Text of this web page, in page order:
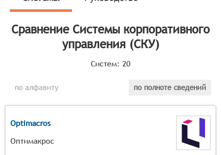
систем. Для того, чтобы быть представленными на
рынке Системы корпоративного управления, системы
должны иметь следующие функциональные
автоматизация процессов согласования и
процедур,
организационной структуры компании,
поддержка процессов корпоративного
документооборота, включая версионирование и
Сравнение Системы корпоративного
управления (СКУ)
Систем: 20
по алфавиту по полноте сведений
Optimacros
Оптимакрос